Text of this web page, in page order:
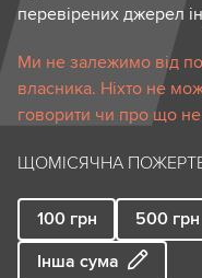
перевірених джерел
Ми не залежимо від
власника. Ніхто не
говорити чи про що
ЩОМІСЯЧНА
100 грн 500 грн
Інша сума